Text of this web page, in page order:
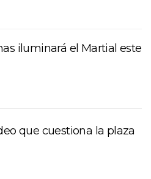
iluminará el Martial este
que cuestiona la plaza